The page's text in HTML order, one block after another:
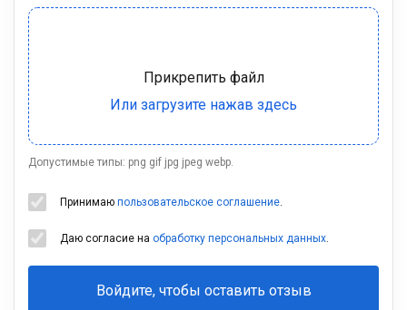
Допустимые типы: png gif jpg jpeg webp.
Принимаю пользовательское соглашение.
Даю согласие на обработку персональных данных.
Войдите, чтобы оставить отзыв